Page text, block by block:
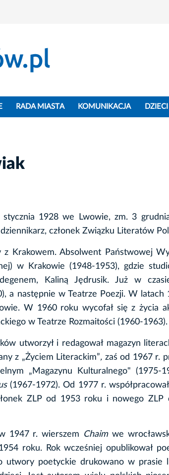
RADA MIASTA KOMUNIKACJA DZIECI
stycznia 1928 we Lwowie, zm. 3
członek Związku Literatów
Krakowem. Absolwent Państwowej
w Krakowie (1948-1953), gdzie
Kaliną Jędrusik. Już w
a następnie w Teatrze Poezji. W
W 1960 roku wycofał się z życia
w Teatrze Rozmaitości (1960-1963).
utworzył i redagował magazyn
z „Życiem Literackim”, zaś od 1967 r.
„Magazynu Kulturalnego" (1975-
(1967-1972). Od 1977 r.
ZLP od 1953 roku i nowego
1947 r. wierszem Chaimwe
roku. Rok wcześniej opublikował
utwory poetyckie drukowano w prasie